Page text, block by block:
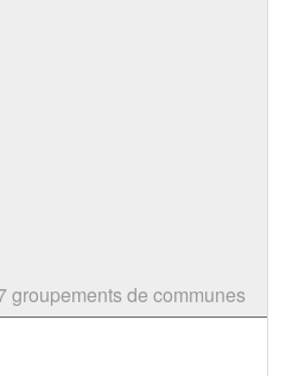
groupements de communes